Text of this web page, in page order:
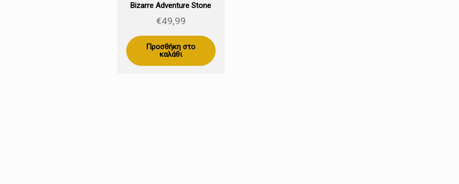
Bizarre Adventure Stone
Ocean Pop Up Parade Jolyne
Cujoh 17cm
€49,99
Προσθήκη στο
καλάθι